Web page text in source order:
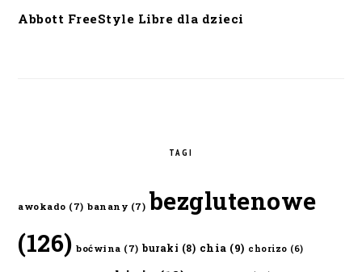
Abbott FreeStyle Libre dla dzieci
TAGI
awokado (7) banany (7) bezglutenowe
(126) boćwina (7) buraki (8) chia (9) chorizo (6)